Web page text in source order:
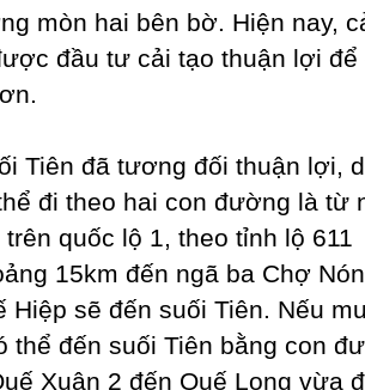
mòn hai bên bờ. Hiện nay,
đầu tư cải tạo thuận lợi để
Tiên đã tương đối thuận lợi,
đi theo hai con đường là từ
quốc lộ 1, theo tỉnh lộ 611
15km đến ngã ba Chợ
Hiệp sẽ đến suối Tiên. Nếu
thể đến suối Tiên bằng con
Xuân 2 đến Quế Long vừa